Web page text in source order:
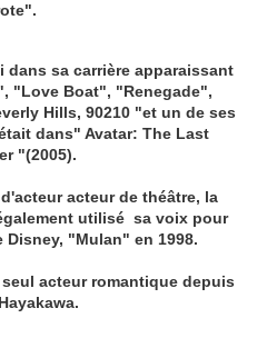
dans sa carrière apparaissant
"Love Boat", "Renegade",
Hills, 90210 "et un de ses
dans" Avatar: The Last
"(2005).
acteur de théâtre, la
utilisé sa voix pour
"Mulan" en 1998.
acteur romantique depuis